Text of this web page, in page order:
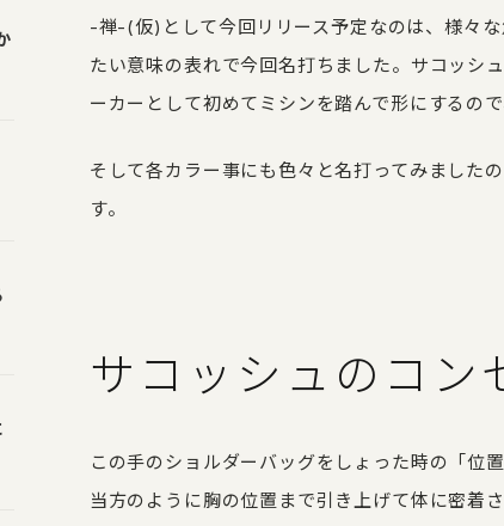
-禅-(仮)として今回リリース予定なのは、様々
たい意味の表れで今回名打ちました。サコッシ
ーカーとして初めてミシンを踏んで形にするの
そして各カラー事にも色々と名打ってみました
す。
サコッシュのコン
この手のショルダーバッグをしょった時の「位
当方のように胸の位置まで引き上げて体に密着